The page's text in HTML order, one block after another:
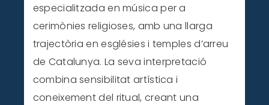
especialitzada en música per a
cerimònies religioses, amb una llarga
trajectòria en esglésies i temples d’arreu
de Catalunya. La seva interpretació
combina sensibilitat artística i
coneixement del ritual, creant una